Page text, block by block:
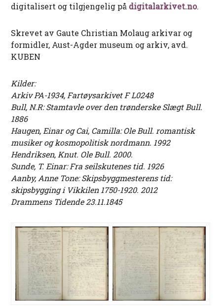
digitalisert og tilgjengelig på digitalarkivet.no.
Skrevet av Gaute Christian Molaug arkivar og
formidler, Aust-Agder museum og arkiv, avd.
KUBEN
Kilder:
Arkiv PA-1934, Fartøysarkivet F L0248
Bull, N.R: Stamtavle over den trønderske Slægt Bull.
1886
Haugen, Einar og Cai, Camilla: Ole Bull. romantisk
musiker og kosmopolitisk nordmann. 1992
Hendriksen, Knut. Ole Bull. 2000.
Sunde, T. Einar: Fra seilskutenes tid. 1926
Aanby, Anne Tone: Skipsbyggmesterens tid:
skipsbygging i Vikkilen 1750-1920. 2012
Drammens Tidende 23.11.1845